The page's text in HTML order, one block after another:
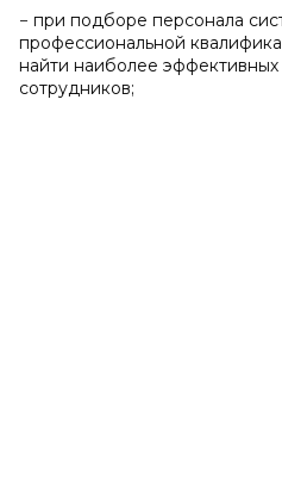
− при подборе персонала
профессиональной
найти наиболее
сотрудников;